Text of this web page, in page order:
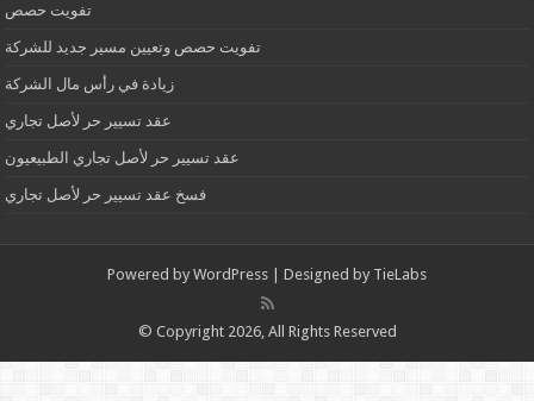
تفويت حصص
تفويت حصص وتعيين مسير جديد للشركة
زيادة في رأس مال الشركة
عقد تسيير حر لأصل تجاري
عقد تسيير حر لأصل تجاري الطبيعيون
فسخ عقد تسيير حر لأصل تجاري
Powered by WordPress | Designed by TieLabs
© Copyright 2026, All Rights Reserved